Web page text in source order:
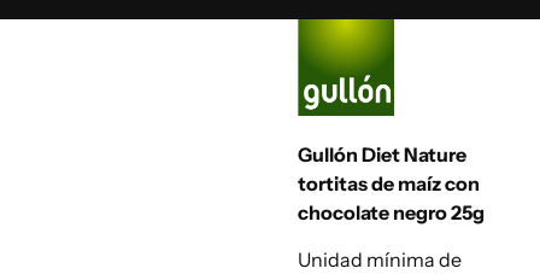
Gullón Diet Nature
tortitas de maíz con
chocolate negro 25g
Unidad mínima de